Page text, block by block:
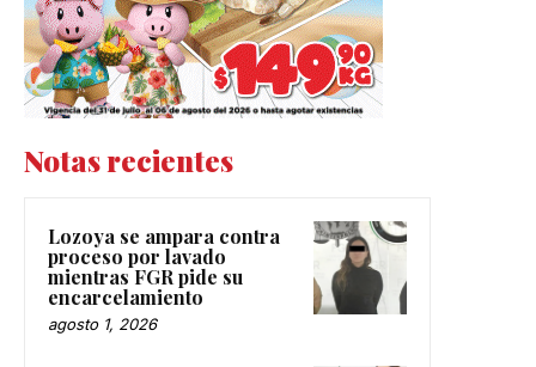
Notas recientes
Lozoya se ampara contra
proceso por lavado
mientras FGR pide su
encarcelamiento
agosto 1, 2026